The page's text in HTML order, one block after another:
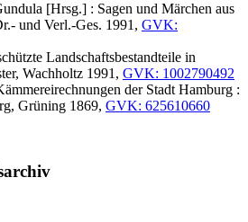
[Hrsg.] : Sagen und Märchen aus
und Verl.-Ges. 1991, GVK:
Landschaftsbestandteile in
Wachholtz 1991, GVK: 1002790492
der Stadt Hamburg :
Grüning 1869, GVK: 625610660